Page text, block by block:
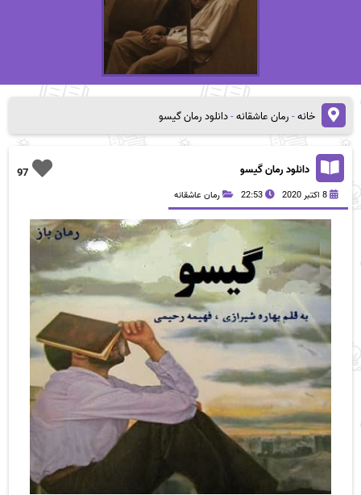
خانه-رمان عاشقانه-دانلود رمان گیسو
97 دانلود رمان گیسو
8 اکتبر 2020 22:53 رمان عاشقانه